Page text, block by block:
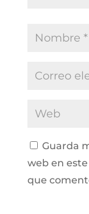
Guarda
web en
que